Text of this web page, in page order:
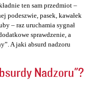
ten sam przedmiot –
podeszwie, pasek, kawałek
– raz uruchamia sygnał
sprawdzenie, a
A jaki absurd nadzoru
Nadzoru"?